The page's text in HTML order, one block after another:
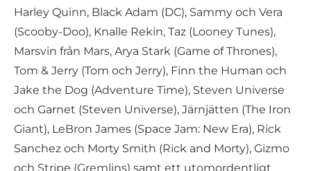
Harley Quinn, Black Adam (DC), Sammy och Vera
(Scooby-Doo), Knalle Rekin, Taz (Looney Tunes),
Marsvin från Mars, Arya Stark (Game of Thrones),
Tom & Jerry (Tom och Jerry), Finn the Human och
Jake the Dog (Adventure Time), Steven Universe
och Garnet (Steven Universe), Järnjätten (The Iron
Giant), LeBron James (Space Jam: New Era), Rick
Sanchez och Morty Smith (Rick and Morty), Gizmo
och Stripe (Gremlins) samt ett utomordentligt